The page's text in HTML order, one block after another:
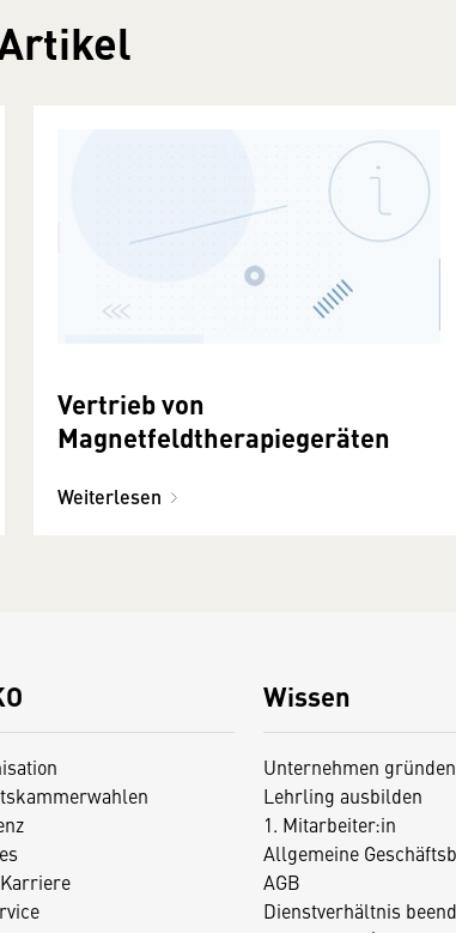
Vertrieb von
Magnetfeldtherapiegeräten
Weiterlesen
Wissen
Unternehmen gründen
Lehrling ausbilden
1. Mitarbeiter:in
Allgemeine
AGB
Dienstverhältnis